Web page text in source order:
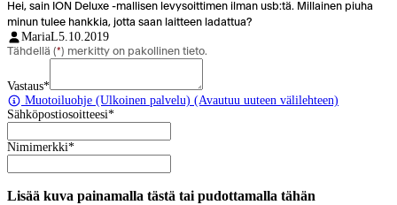
Hei, sain ION Deluxe -mallisen levysoittimen ilman usb:tä. Millainen piuha
minun tulee hankkia, jotta saan laitteen ladattua?
MariaL5.10.2019
Tähdellä (*) merkitty on pakollinen tieto.
Vastaus*
Muotoiluohje (Ulkoinen palvelu) (Avautuu uuteen välilehteen)
Sähköpostiosoitteesi*
Nimimerkki*
Lisää kuva painamalla tästä tai pudottamalla tähän